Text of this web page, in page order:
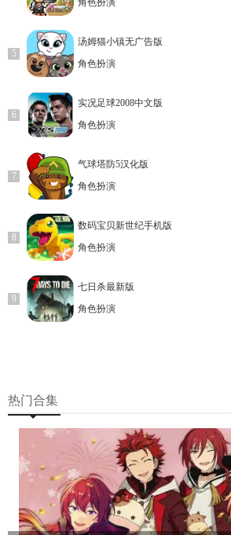
角色扮演
汤姆猫小镇无广告版
角色扮演
实况足球2008中文版
角色扮演
气球塔防5汉化版
角色扮演
数码宝贝新世纪手机版
角色扮演
七日杀最新版
角色扮演
热门合集